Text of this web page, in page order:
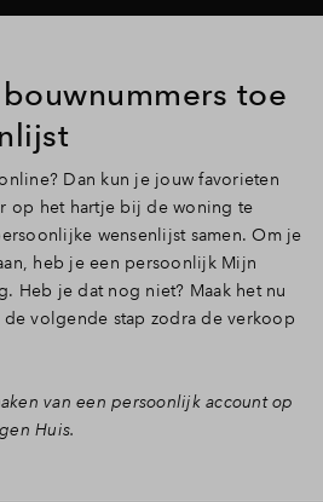
toe
Dan kun je jouw favorieten
op het hartje bij de woning te
wensenlijst samen. Om je
heb je een persoonlijk Mijn
Heb je dat nog niet? Maak het nu
volgende stap zodra de verkoop
van een persoonlijk account op
Huis.